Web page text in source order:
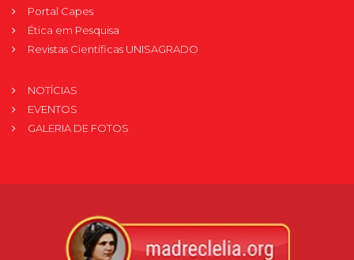
Portal Capes
Ética em Pesquisa
Revistas Científicas UNISAGRADO
NOTÍCIAS
EVENTOS
GALERIA DE FOTOS